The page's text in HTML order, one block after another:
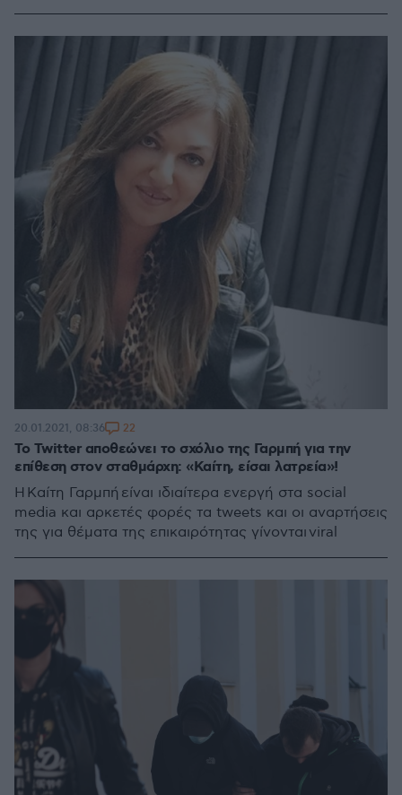
Το Twitter αποθεώνει το σχόλιο της Γαρμπή για την
επίθεση στον σταθμάρχη: «Καίτη, είσαι λατρεία»!
H Καίτη Γαρμπή είναι ιδιαίτερα ενεργή στα social
media και αρκετές φορές τα tweets και οι αναρτήσεις
της για θέματα της επικαιρότητας γίνονται viral
20.01.2021, 08:36 22